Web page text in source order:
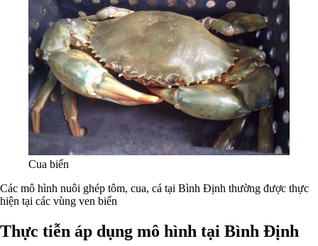
Cua biển
Các mô hình nuôi ghép tôm, cua, cá tại Bình Định thường được thực
hiện tại các vùng ven biển
Thực tiễn áp dụng mô hình tại Bình Định